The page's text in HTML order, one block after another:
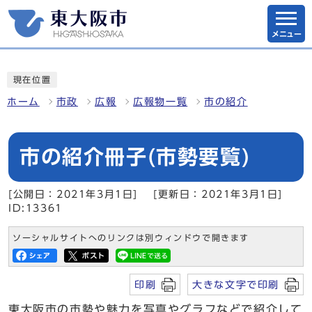
メニュー
現在位置
ホーム 市政 広報 広報物一覧 市の紹介
市の紹介冊子(市勢要覧)
[公開日：2021年3月1日]
[更新日：2021年3月1日]
ID:13361
ソーシャルサイトへのリンクは別ウィンドウで開きます
印刷 大きな文字で印刷
東大阪市の市勢や魅力を写真やグラフなどで紹介して